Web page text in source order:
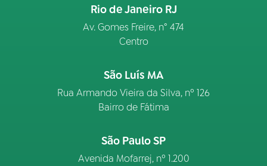
Rio de Janeiro RJ
Av. Gomes Freire, n° 474
Centro
São Luís MA
Rua Armando Vieira da Silva, nº 126
Bairro de Fátima
São Paulo SP
Avenida Mofarrej, nº 1.200